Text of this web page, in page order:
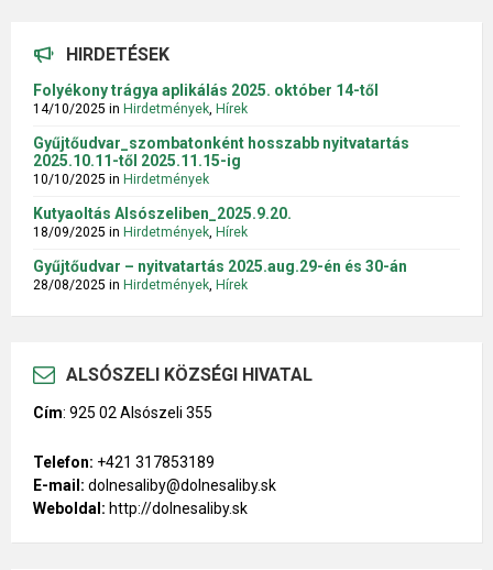
HIRDETÉSEK
Folyékony trágya aplikálás 2025. október 14-től
14/10/2025 in Hirdetmények, Hírek
Gyűjtőudvar_szombatonként hosszabb nyitvatartás
2025.10.11-től 2025.11.15-ig
10/10/2025 in Hirdetmények
Kutyaoltás Alsószeliben_2025.9.20.
18/09/2025 in Hirdetmények, Hírek
Gyűjtőudvar – nyitvatartás 2025.aug.29-én és 30-án
28/08/2025 in Hirdetmények, Hírek
ALSÓSZELI KÖZSÉGI HIVATAL
Cím: 925 02 Alsószeli 355
Telefon: +421 317853189
E-mail: dolnesaliby@dolnesaliby.sk
Weboldal: http://dolnesaliby.sk